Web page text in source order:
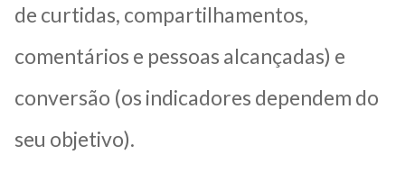
de curtidas, compartilhamentos,
comentários e pessoas alcançadas) e
conversão (os indicadores dependem do
seu objetivo).